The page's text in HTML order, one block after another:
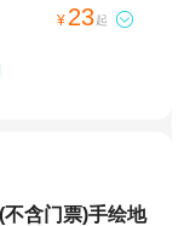
¥ 23起 
含门票)手绘地